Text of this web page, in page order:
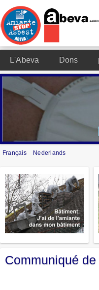
L'Abeva Dons
Français Nederlands
Communiqué